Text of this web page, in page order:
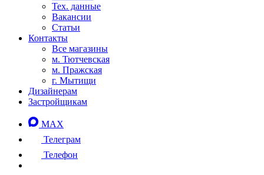
Тех. данные
Вакансии
Статьи
Контакты
Все магазины
м. Тютчевская
м. Пражская
г. Мытищи
Дизайнерам
Застройщикам
MAX
Телеграм
Телефон